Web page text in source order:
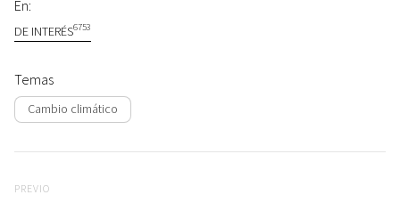
En:
DE INTERÉS6753
Temas
Cambio climático
Previo
PREVIO